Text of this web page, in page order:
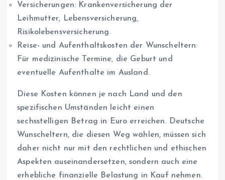
Versicherungen: Krankenversicherung der
Leihmutter, Lebensversicherung,
Risikolebensversicherung.
Reise- und Aufenthaltskosten der Wunscheltern:
Für medizinische Termine, die Geburt und
eventuelle Aufenthalte im Ausland.
Diese Kosten können je nach Land und den
spezifischen Umständen leicht einen
sechsstelligen Betrag in Euro erreichen. Deutsche
Wunscheltern, die diesen Weg wählen, müssen sich
daher nicht nur mit den rechtlichen und ethischen
Aspekten auseinandersetzen, sondern auch eine
erhebliche finanzielle Belastung in Kauf nehmen.